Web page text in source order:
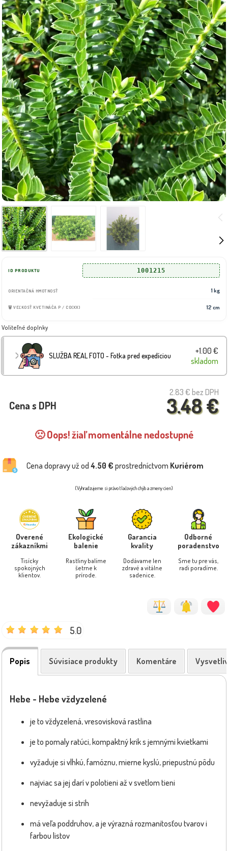
ID PRODUKTU 1001215
ORIENTAČNÁ HMOTNOSŤ 1 kg
🗑️ VEĽKOSŤ KVETINÁČA P / CO(XX) 12 cm
Voliteľné doplnky
SLUŽBA REAL FOTO - Fotka pred expedíciou
+1.00 €
skladom
2.83 € bez DPH
3.48 €
Cena s DPH
🙁 Oops! žiaľ momentálne nedostupné
Cena dopravy už od 4.50 € prostredníctvom Kuriérom
(Vyhradzujeme si právo tlačových chýb a zmeny cien)
Overené
zákazníkmi
Tisícky
spokojných
klientov.
Ekologické
balenie
Rastliny balíme
šetrne k
prírode.
Garancia
kvality
Dodávame len
zdravé a vitálne
sadenice.
Odborné
poradenstvo
Sme tu pre vás,
radi poradíme.
5.0
Popis Súvisiace produkty Komentáre
Hebe - Hebe vždyzelené
je to vždyzelená, vresovisková rastlina
je to pomaly ratúci, kompaktný krik s jemnými kvietkami
vyžaduje si vlhkú, famóznu, mierne kyslú, priepustnú pôdu
najviac sa jej darí v polotieni až v svetlom tieni
nevyžaduje si strih
má veľa poddruhov, a je výrazná rozmanitosťou tvarov i
farbou listov